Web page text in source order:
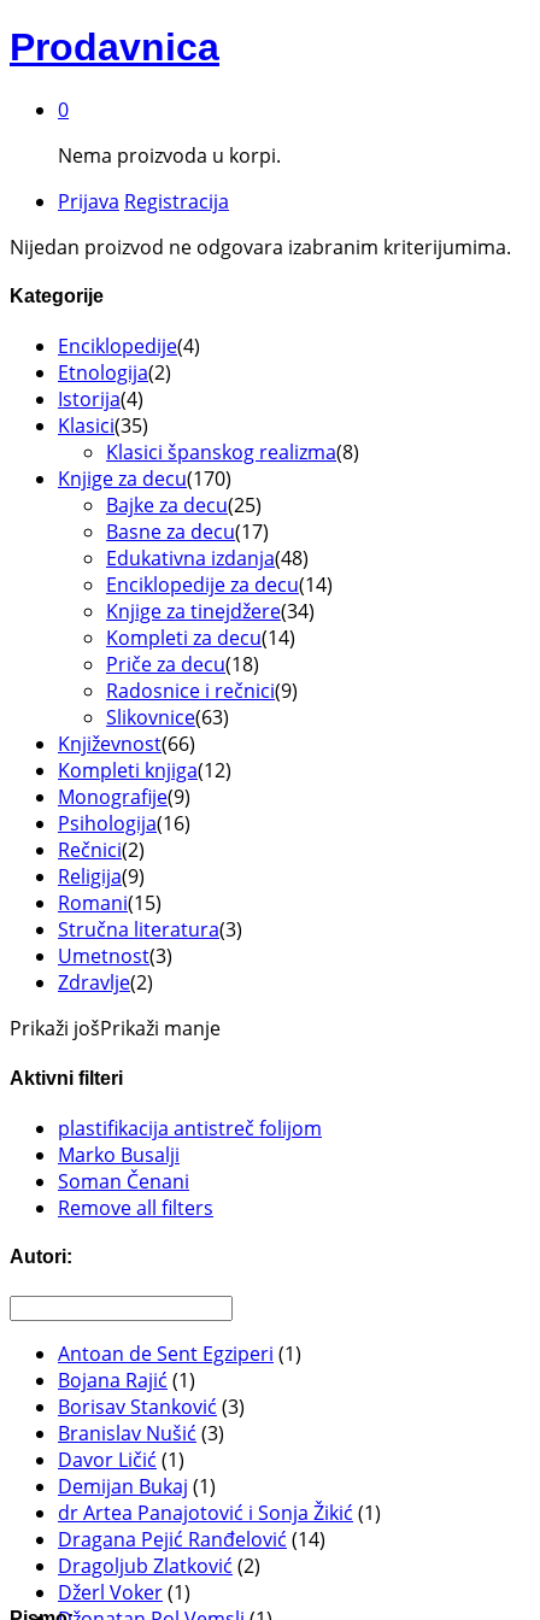
Prodavnica
0
Nema proizvoda u korpi.
Prijava Registracija
Nijedan proizvod ne odgovara izabranim kriterijumima.
Kategorije
Enciklopedije(4)
Etnologija(2)
Istorija(4)
Klasici(35)
Klasici španskog realizma(8)
Knjige za decu(170)
Bajke za decu(25)
Basne za decu(17)
Edukativna izdanja(48)
Enciklopedije za decu(14)
Knjige za tinejdžere(34)
Kompleti za decu(14)
Priče za decu(18)
Radosnice i rečnici(9)
Slikovnice(63)
Književnost(66)
Kompleti knjiga(12)
Monografije(9)
Psihologija(16)
Rečnici(2)
Religija(9)
Romani(15)
Stručna literatura(3)
Umetnost(3)
Zdravlje(2)
Prikaži jošPrikaži manje
Aktivni filteri
plastifikacija antistreč folijom
Marko Busalji
Soman Čenani
Remove all filters
Autori:
Antoan de Sent Egziperi (1)
Bojana Rajić (1)
Borisav Stanković (3)
Branislav Nušić (3)
Davor Ličić (1)
Demijan Bukaj (1)
dr Artea Panajotović i Sonja Žikić (1)
Dragana Pejić Ranđelović (14)
Dragoljub Zlatković (2)
Džerl Voker(1)